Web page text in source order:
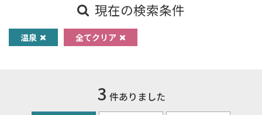
現在の検索条件
温泉 全てクリア
3 件ありました